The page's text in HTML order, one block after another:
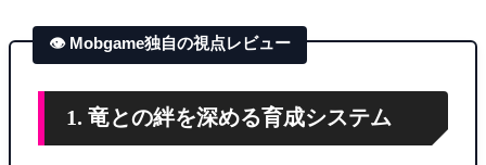
👁 Mobgame独自の視点レビュー
1. 竜との絆を深める育成システム